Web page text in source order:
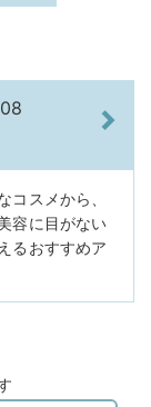
コスメから、
容に目がない
るおすすめア